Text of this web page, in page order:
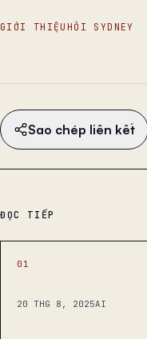
GIỚI THIỆU HỎI SYDNEY
Sao chép liên kết
ĐỌC TIẾP
01
20 THG 8, 2025AI